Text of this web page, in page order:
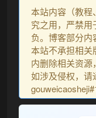
本站内容（教程
究之用，严禁用
负。博客部分内
本站不承担相关
内删除相关资源
如涉及侵权，请